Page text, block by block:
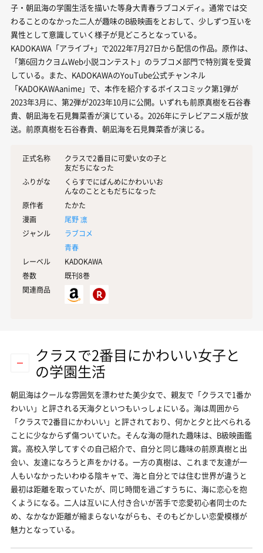
子・朝凪海の学園生活を描いた等身大青春ラブコメディ。通常では交
わることのなかった二人が趣味のB級映画をとおして、少しずつ互いを
異性として意識していく様子が見どころとなっている。
KADOKAWA「アライブ+」で2022年7月27日から配信の作品。原作は、
「第6回カクヨムWeb小説コンテスト」のラブコメ部門で特別賞を受賞
している。また、KADOKAWAのYouTube公式チャンネル
「KADOKAWAanime」で、本作を紹介するボイスコミック第1弾が
2023年3月に、第2弾が2023年10月に公開。いずれも前原真樹を石谷春
貴、朝凪海を石見舞菜香が演じている。2026年にテレビアニメ版が放
送。前原真樹を石谷春貴、朝凪海を石見舞菜香が演じる。
正式名称
クラスで2番目に可愛い女の子と
友だちになった
ふりがな
くらすでにばんめにかわいいお
んなのことともだちになった
原作者
たかた
漫画
尾野 凛
ジャンル
ラブコメ
青春
レーベル
KADOKAWA
巻数
既刊8巻
関連商品
クラスで2番目にかわいい女子と
の学園生活
朝凪海はクールな雰囲気を漂わせた美少女で、親友で「クラスで1番か
わいい」と評される天海夕といつもいっしょにいる。海は周囲から
「クラスで2番目にかわいい」と評されており、何かと夕と比べられる
ことに少なからず傷ついていた。そんな海の隠れた趣味は、B級映画鑑
賞。高校入学してすぐの自己紹介で、自分と同じ趣味の前原真樹と出
会い、友達になろうと声をかける。一方の真樹は、これまで友達が一
人もいなかったいわゆる陰キャで、海と自分とでは住む世界が違うと
最初は距離を取っていたが、同じ時間を過ごすうちに、海に恋心を抱
くようになる。二人は互いに人付き合いが苦手で恋愛初心者同士のた
め、なかなか距離が縮まらないながらも、そのもどかしい恋愛模様が
魅力となっている。